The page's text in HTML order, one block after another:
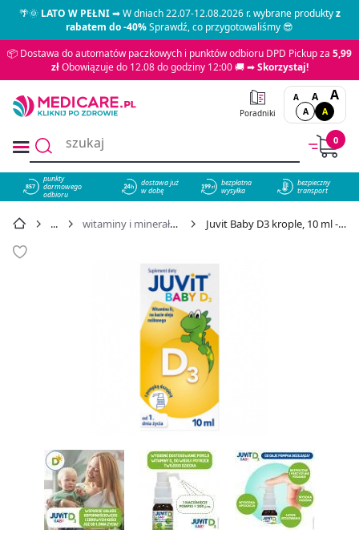
🌴🌞LATO W PEŁNI➡ W dniach 22.07-12.08.2026 r. wybrane produktyz
rabatem do -40%Sprawdź, co przygotowaliśmy 😎
📦 Dostawa do automatów paczkowych i punktów odbioru DPD Pickup za 5,99
złObowiązuje do 12.08 do godziny 12:00 🚚 ➡Skorzystaj!
Poradniki
A A A
A A
0
857
punkty
darmowego
odbioru
dostawa już
w dobę
bezpłatna
wysyłka
bezpieczny
transport
witaminy i minerały dla dzieci Juvit Baby D3 krople, 10 ml - cena 19,39 zł